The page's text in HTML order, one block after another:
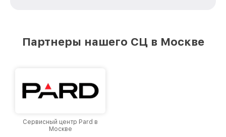
Москве, постоянно повышая уровень доверия
Партнеры нашего СЦ в Москве
Сервисный центр Pard в
Москве